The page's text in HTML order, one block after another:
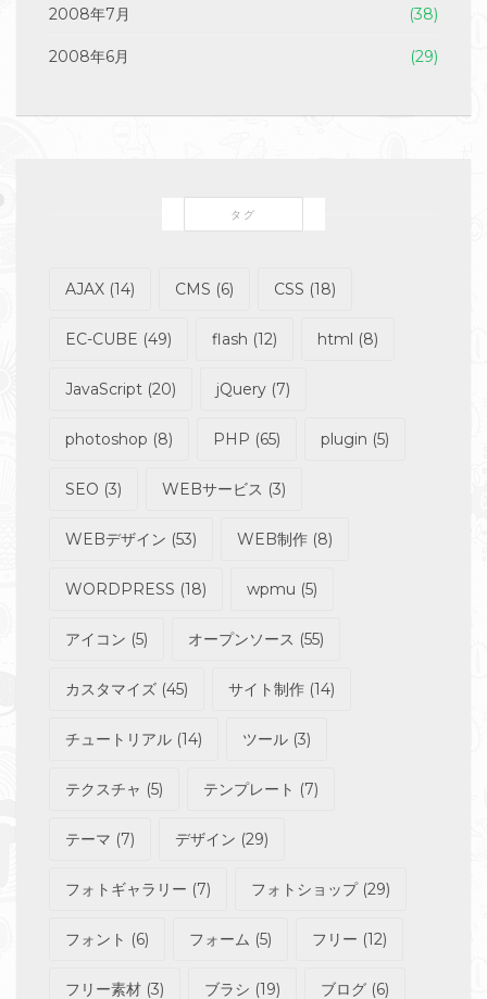
2008年7月 (38)
2008年6月 (29)
タグ
AJAX (14) CMS (6) CSS (18)
EC-CUBE (49) flash (12) html (8)
JavaScript (20) jQuery (7)
photoshop (8) PHP (65) plugin (5)
SEO (3) WEBサービス (3)
WEBデザイン (53) WEB制作 (8)
WORDPRESS (18) wpmu (5)
アイコン (5) オープンソース (55)
カスタマイズ (45) サイト制作 (14)
チュートリアル (14) ツール (3)
テクスチャ (5) テンプレート (7)
テーマ (7) デザイン (29)
フォトギャラリー (7) フォトショップ(29)
フォント (6) フォーム (5) フリー (12)
フリー素材 (3) ブラシ (19) ブログ (6)